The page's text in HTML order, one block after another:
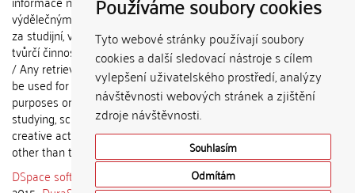
Tyto webové stránky používají soubory
cookies a další sledovací nástroje s cílem
vylepšení uživatelského prostředí, analýzy
návštěvnosti webových stránek a zjištění
zdroje návštěvnosti.
Souhlasím
Odmítám
výdělečným účelům nebo vydávány
za studijní, vědeckou nebo jinou
tvůrčí činnost jiné osoby než autora.
/ Any retrieved information shall not
be used for any commercial
purposes or claimed as results of
studying, scientific or any other
creative activities of any person
other than the author.
DSpace software
copyright © 2002-